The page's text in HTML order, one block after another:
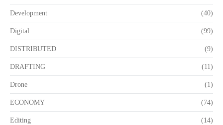
Development (40)
Digital (99)
DISTRIBUTED (9)
DRAFTING (11)
Drone (1)
ECONOMY (74)
Editing (14)